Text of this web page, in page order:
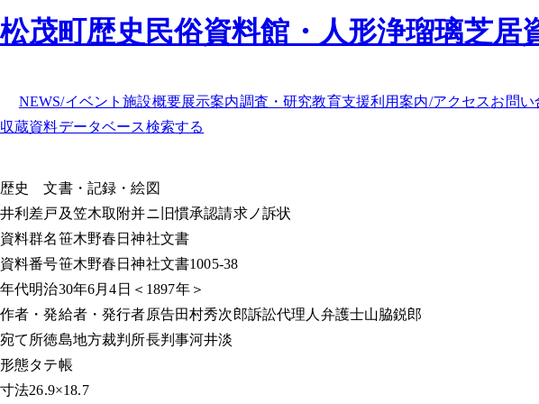
松茂町歴史民俗資料館・人形浄瑠璃芝居
NEWS/イベント施設概要展示案内調査・研究教育支援利用案内/アクセスお問い
収蔵資料データベース検索する
歴史
文書・記録・絵図
井利差戸及笠木取附并ニ旧慣承認請求ノ訴状
資料群名笹木野春日神社文書
資料番号笹木野春日神社文書1005-38
年代明治30年6月4日＜1897年＞
作者・発給者・発行者原告田村秀次郎訴訟代理人弁護士山脇鋭郎
宛て所徳島地方裁判所長判事河井淡
形態タテ帳
寸法26.9×18.7